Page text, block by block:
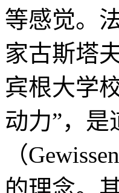
等感觉。
家古斯塔
宾根大学
动力”，
（